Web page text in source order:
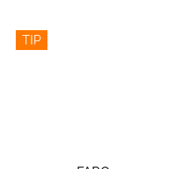
TIP